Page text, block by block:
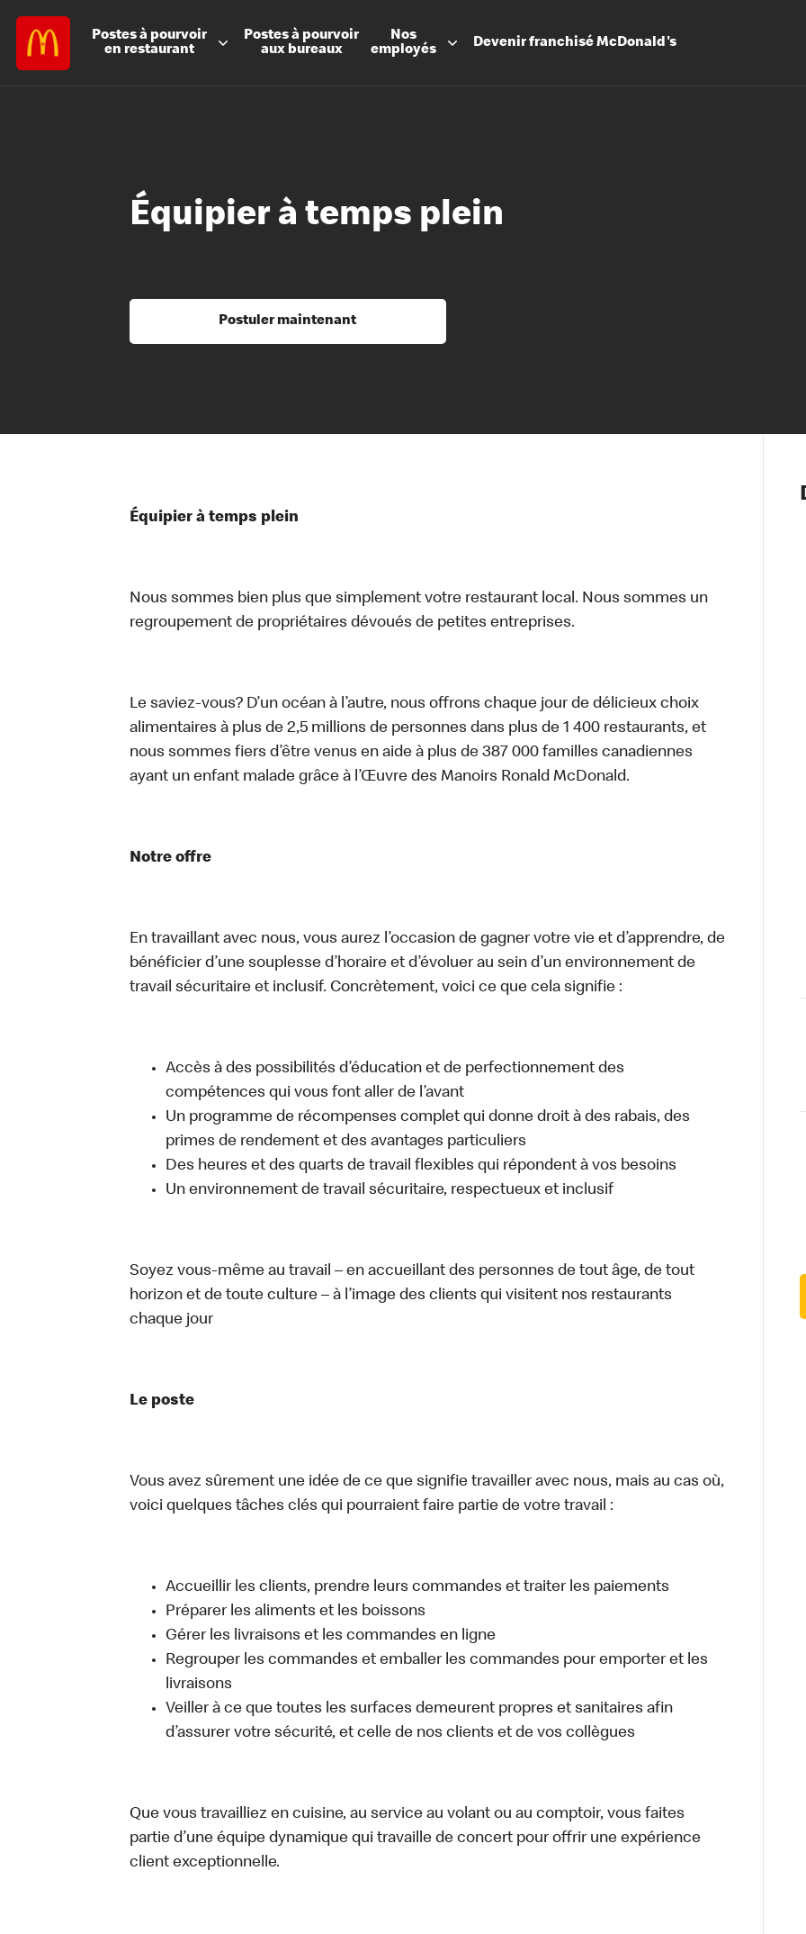
Postes à pourvoir
en restaurant
Postes à pourvoir
aux bureaux
Nos
employés
DevenirfranchiséMcDonald's
Les
Notre
Nos
Santé et
Équipier à temps plein
Postuler maintenant
Équipier à temps plein
Nous sommes bien plus que simplement votre restaurant local. Nous sommes un
regroupement de propriétaires dévoués de petites entreprises.
Le saviez-vous? D’un océan à l’autre, nous offrons chaque jour de délicieux choix
alimentaires à plus de 2,5 millions de personnes dans plus de 1 400 restaurants, et
nous sommes fiers d’être venus en aide à plus de 387 000 familles canadiennes
ayant un enfant malade grâce à l’Œuvre des Manoirs Ronald McDonald.
Notre offre
En travaillant avec nous, vous aurez l’occasion de gagner votre vie et d’apprendre, de
bénéficier d’une souplesse d’horaire et d’évoluer au sein d’un environnement de
travail sécuritaire et inclusif. Concrètement, voici ce que cela signifie :
Accès à des possibilités d’éducation et de perfectionnement des
compétences qui vous font aller de l’avant
Un programme de récompenses complet qui donne droit à des rabais, des
primes de rendement et des avantages particuliers
Des heures et des quarts de travail flexibles qui répondent à vos besoins
Un environnement de travail sécuritaire, respectueux et inclusif
Soyez vous-même au travail – en accueillant des personnes de tout âge, de tout
horizon et de toute culture – à l’image des clients qui visitent nos restaurants
chaque jour
Le poste
Vous avez sûrement une idée de ce que signifie travailler avec nous, mais au cas où,
voici quelques tâches clés qui pourraient faire partie de votre travail :
Accueillir les clients, prendre leurs commandes et traiter les paiements
Préparer les aliments et les boissons
Gérer les livraisons et les commandes en ligne
Regrouper les commandes et emballer les commandes pour emporter et les
livraisons
Veiller à ce que toutes les surfaces demeurent propres et sanitaires afin
d’assurer votre sécurité, et celle de nos clients et de vos collègues
Que vous travailliez en cuisine, au service au volant ou au comptoir, vous faites
partie d’une équipe dynamique qui travaille de concert pour offrir une expérience
client exceptionnelle.